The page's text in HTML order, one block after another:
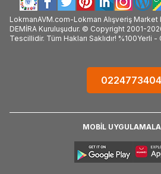
LokmanAVM.com-Lokman Alışveriş Market
DEMİRA Kuruluşudur. © Copyright 2001-
Tescillidir. Tüm Hakları Saklıdır! %100Yerli
MOBİL